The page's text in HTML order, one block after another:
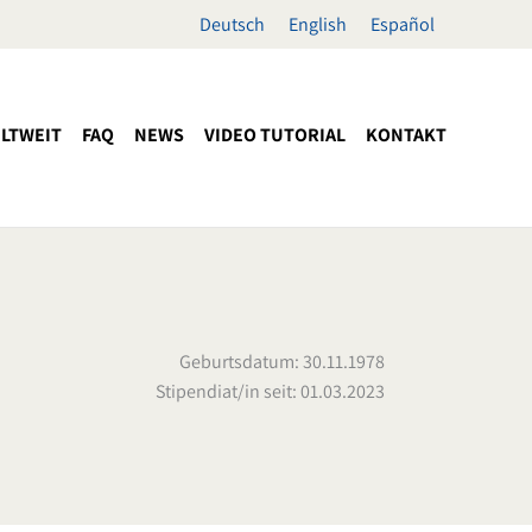
Deutsch English Español
FAQ NEWS VIDEO TUTORIAL KONTAKT
Geburtsdatum: 30.11.1978
Stipendiat/in seit: 01.03.2023